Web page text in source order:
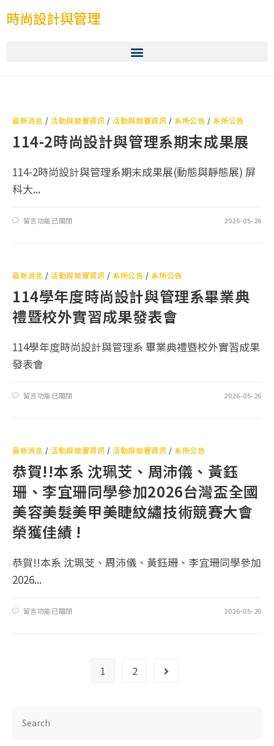
時尚設計與管理
最新消息 /活動與競賽資訊 /活動與競賽資訊 / 系所公告 / 系所公告
114-2時尚設計與管理系期末成果展
114-2時尚設計與管理系期末成果展(動態與靜態展) 屏
科大...
留言功能已關閉 2026-05-26
最新消息 /活動與競賽資訊 / 系所公告 / 系所公告
114學年度時尚設計與管理系畢業典
禮暨校外實習成果發表會
114學年度時尚設計與管理系 畢業典禮暨校外實習成果
發表會
留言功能已關閉 2026-05-26
最新消息 /活動與競賽資訊 /活動與競賽資訊 / 系所公告
恭賀!!本系 沈珮芠、周沛儀、黃鈺
珊、李宜珊同學參加2026台灣盃全國
美容美髮美甲美睫紋繡技術競賽大會
榮獲佳績 !
恭賀!!本系 沈珮芠、周沛儀、黃鈺珊、李宜珊同學參加
2026...
留言功能已關閉 2026-05-20
1 2